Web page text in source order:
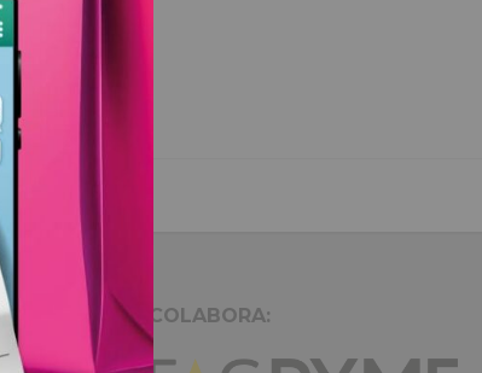
COLABORA: